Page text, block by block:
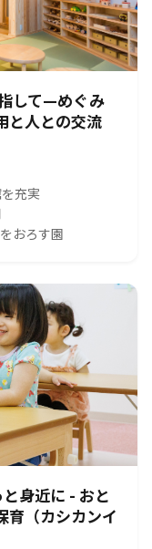
して—めぐみ
と人との交流
充実
おろす園
身近に - おと
育（カシカンイ